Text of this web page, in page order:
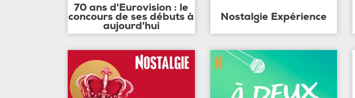
70 ans d'Eurovision : le
concours de ses débuts à
aujourd'hui
Nostalgie Expérience